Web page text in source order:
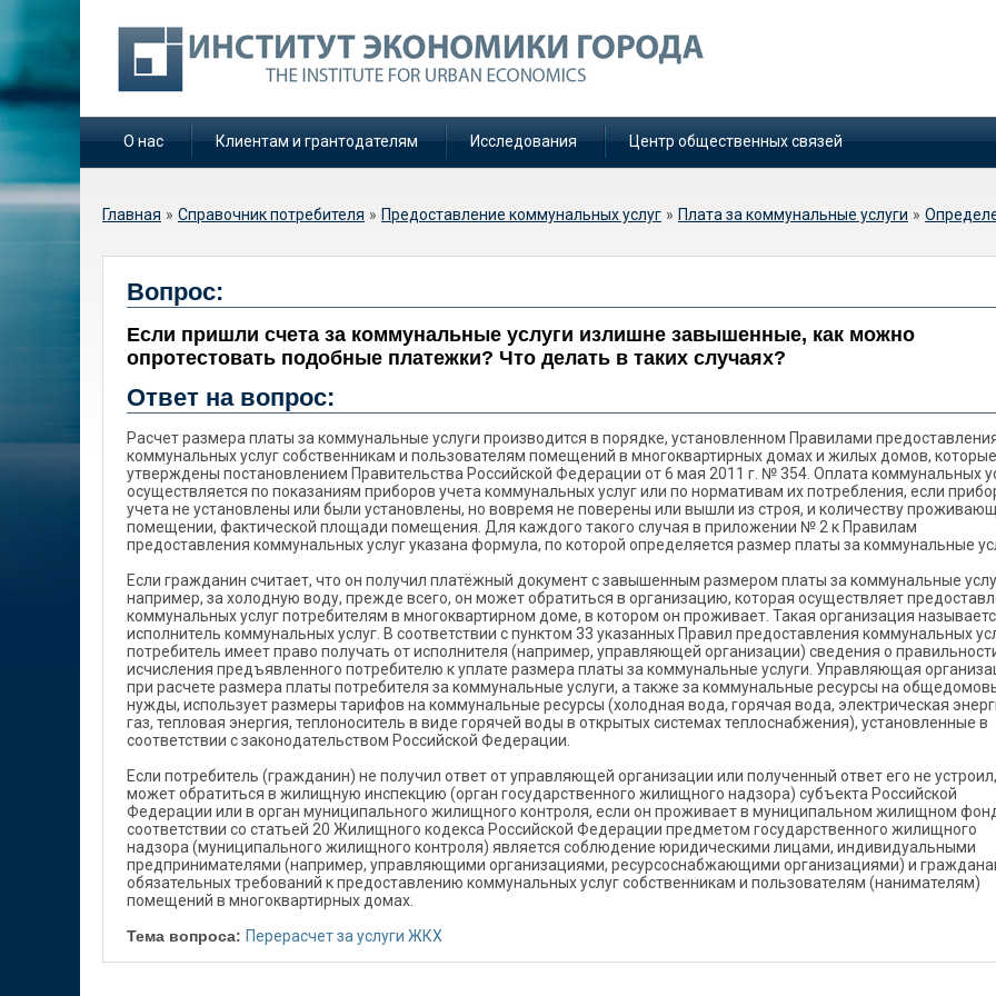
О нас Клиентам и грантодателям Исследования Центр общественных связей
Вы здесь
Главная » Справочник потребителя » Предоставление коммунальных услуг » Плата за коммунальные услуги »
Если пришли счета за коммунальные услуги
излишне завышенные, как можно опротестовать
подобные платежки?
Вопрос:
Если пришли счета за коммунальные услуги излишне завышенные, как можно
опротестовать подобные платежки? Что делать в таких случаях?
Ответ на вопрос:
Расчет размера платы за коммунальные услуги производится в порядке, установленном Правилами
коммунальных услуг собственникам и пользователям помещений в многоквартирных домах и жилых домов, которые
утверждены постановлением Правительства Российской Федерации от 6 мая 2011 г. № 354. Оплата коммунальных
осуществляется по показаниям приборов учета коммунальных услуг или по нормативам их потребления, если
учета не установлены или были установлены, но вовремя не поверены или вышли из строя, и количеству
помещении, фактической площади помещения. Для каждого такого случая в приложении № 2 к Правилам
предоставления коммунальных услуг указана формула, по которой определяется размер платы за коммунальные
Если гражданин считает, что он получил платёжный документ с завышенным размером платы за коммунальные
например, за холодную воду, прежде всего, он может обратиться в организацию, которая осуществляет
коммунальных услуг потребителям в многоквартирном доме, в котором он проживает. Такая организация
исполнитель коммунальных услуг. В соответствии с пунктом 33 указанных Правил предоставления коммунальных
потребитель имеет право получать от исполнителя (например, управляющей организации) сведения о
исчисления предъявленного потребителю к уплате размера платы за коммунальные услуги. Управляющая
при расчете размера платы потребителя за коммунальные услуги, а также за коммунальные ресурсы на
нужды, использует размеры тарифов на коммунальные ресурсы (холодная вода, горячая вода, электрическая
газ, тепловая энергия, теплоноситель в виде горячей воды в открытых системах теплоснабжения), установленные в
соответствии с законодательством Российской Федерации.
Если потребитель (гражданин) не получил ответ от управляющей организации или полученный ответ его не
может обратиться в жилищную инспекцию (орган государственного жилищного надзора) субъекта Российской
Федерации или в орган муниципального жилищного контроля, если он проживает в муниципальном жилищном
соответствии со статьей 20 Жилищного кодекса Российской Федерации предметом государственного жилищного
надзора (муниципального жилищного контроля) является соблюдение юридическими лицами, индивидуальными
предпринимателями (например, управляющими организациями, ресурсоснабжающими организациями) и
обязательных требований к предоставлению коммунальных услуг собственникам и пользователям (нанимателям)
помещений в многоквартирных домах.
Тема вопроса: Перерасчет за услуги ЖКХ